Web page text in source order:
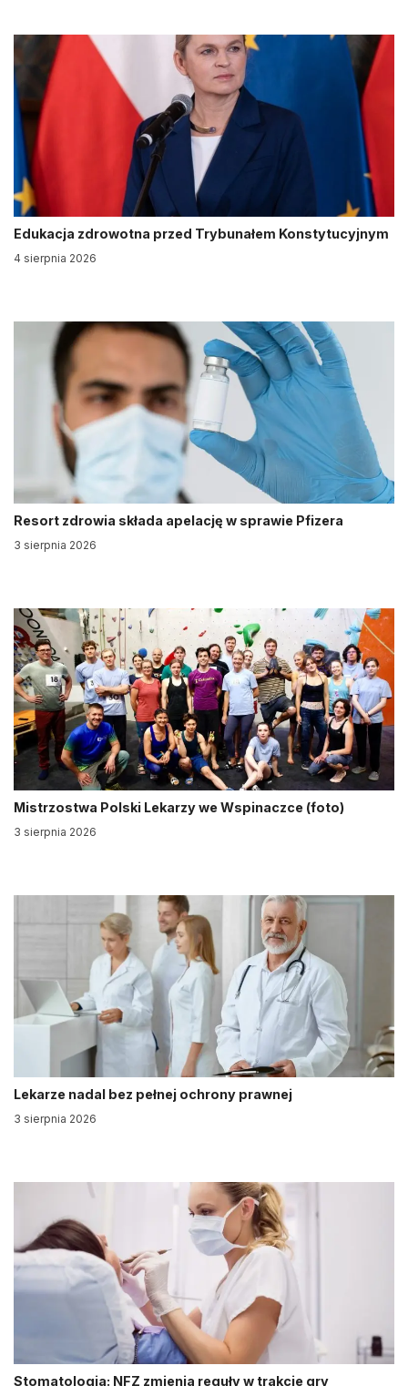
Edukacja zdrowotna przed Trybunałem Konstytucyjnym
4 sierpnia 2026
Resort zdrowia składa apelację w sprawie Pfizera
3 sierpnia 2026
Mistrzostwa Polski Lekarzy we Wspinaczce (foto)
3 sierpnia 2026
Lekarze nadal bez pełnej ochrony prawnej
3 sierpnia 2026
Stomatologia: NFZ zmienia reguły w trakcie gry